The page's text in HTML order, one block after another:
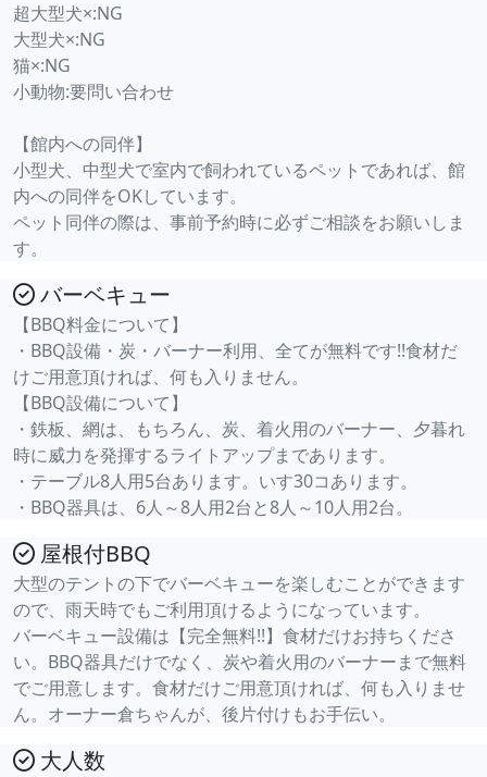
超大型犬×:NG
大型犬×:NG
猫×:NG
小動物:要問い合わせ
【館内への同伴】
小型犬、中型犬で室内で飼われているペットであれば、館
内への同伴をOKしています。
ペット同伴の際は、事前予約時に必ずご相談をお願いしま
す。
バーベキュー
【BBQ料金について】
・BBQ設備・炭・バーナー利用、全てが無料です!!食材だ
けご用意頂ければ、何も入りません。
【BBQ設備について】
・鉄板、網は、もちろん、炭、着火用のバーナー、夕暮れ
時に威力を発揮するライトアップまであります。
・テーブル8人用5台あります。いす30コあります。
・BBQ器具は、6人～8人用2台と8人～10人用2台。
屋根付BBQ
大型のテントの下でバーベキューを楽しむことができます
ので、雨天時でもご利用頂けるようになっています。
バーベキュー設備は【完全無料!!】食材だけお持ちくださ
い。BBQ器具だけでなく、炭や着火用のバーナーまで無料
でご用意します。食材だけご用意頂ければ、何も入りませ
ん。オーナー倉ちゃんが、後片付けもお手伝い。
大人数